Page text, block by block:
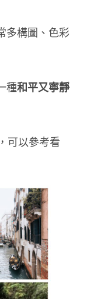
多構圖、色彩
種和平又寧靜
可以參考看